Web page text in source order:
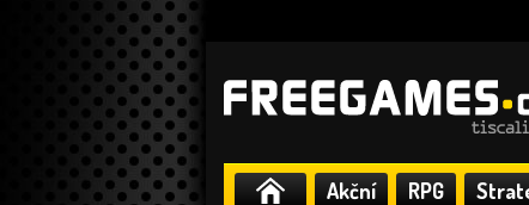
Akční RPG